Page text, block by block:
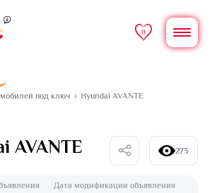
0
под ключ Hyundai AVANTE
AVANTE 273
Дата модификации объявления